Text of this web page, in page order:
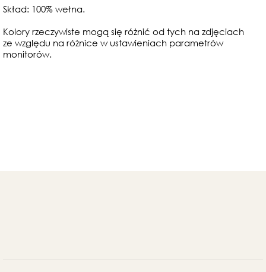
Skład: 100% wełna.
Kolory rzeczywiste mogą się różnić od tych na zdjęciach
ze względu na różnice w ustawieniach parametrów
monitorów.